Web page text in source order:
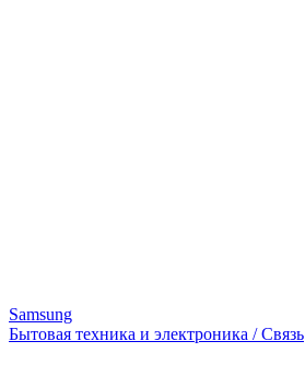
Samsung
Бытовая техника и электроника / Связь